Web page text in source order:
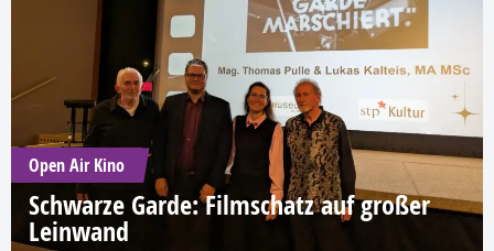
Open Air Kino
Schwarze Garde: Filmschatz auf großer
Leinwand